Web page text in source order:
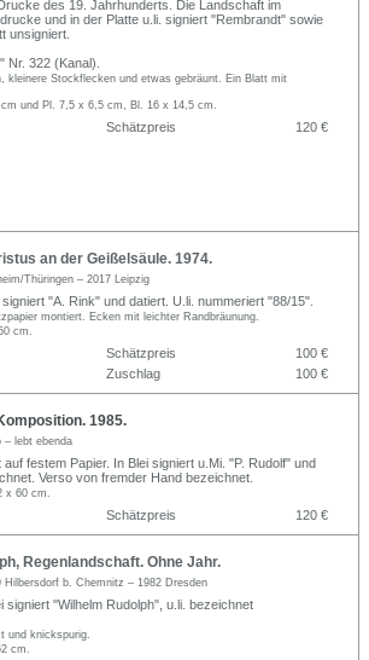
des 19. Jahrhunderts. Die Landschaft im
und in der Platte u.li. signiert "Rembrandt" sowie
unsigniert.
Nr. 322 (Kanal).
kleinere Stockflecken und etwas gebräunt. Ein Blatt mit
und Pl. 7,5 x 6,5 cm, Bl. 16 x 14,5 cm.
Schätzpreis 120 €
an der Geißelsäule. 1974.
Thüringen – 2017 Leipzig
"A. Rink" und datiert. U.li. nummeriert "88/15".
montiert. Ecken mit leichter Randbräunung.
cm.
Schätzpreis
100 €
Zuschlag
100 €
1985.
– lebt ebenda
festem Papier. In Blei signiert u.Mi. "P. Rudolf" und
Verso von fremder Hand bezeichnet.
x 60 cm.
Schätzpreis 120 €
Regenlandschaft. Ohne Jahr.
Hilbersdorf b. Chemnitz – 1982 Dresden
signiert "Wilhelm Rudolph", u.li. bezeichnet
und knickspurig.
cm.